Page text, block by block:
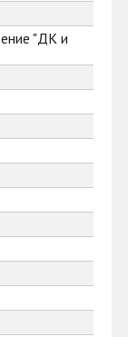
"ДК и